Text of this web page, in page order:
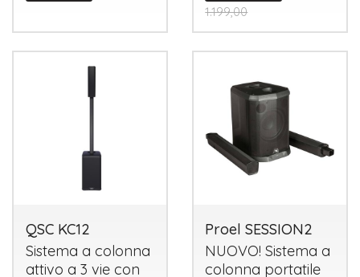
1.199,00
QSC KC12
Sistema a colonna
attivo a 3 vie con
Proel SESSION2
NUOVO! Sistema a
colonna portatile